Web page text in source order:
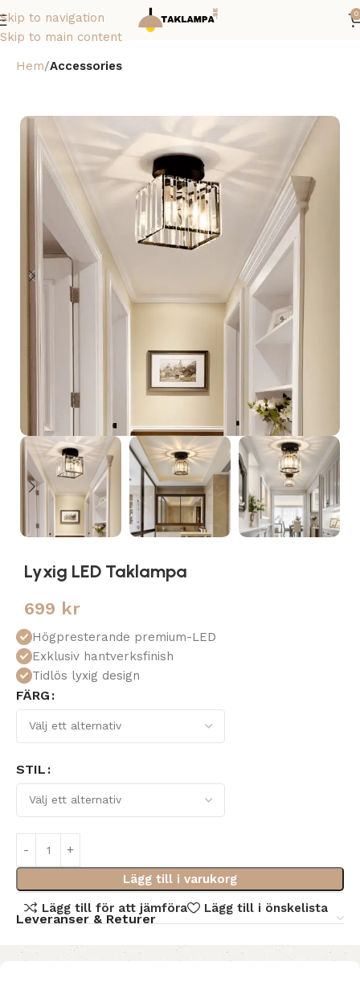
Skip to navigation
Skip to main content
0
Hem Accessories
Lyxig LED Taklampa
699 kr
Högpresterande premium-LED
Exklusiv hantverksfinish
Tidlös lyxig design
FÄRG
STIL
Lägg till i varukorg
Lägg till för att jämföra
Lägg till i önskelista
Leveranser & Returer